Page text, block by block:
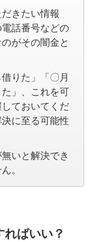
きたい情報
話番号などの
がその闇金と
りた」「〇月
」、これを可
ておいてくだ
に至る可能性
いと解決でき
。
ばいい？